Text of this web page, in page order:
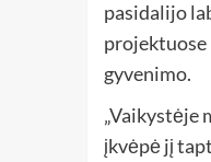
pasidalijo
projektuose
gyvenimo.
„Vaikystėje
įkvėpė jį